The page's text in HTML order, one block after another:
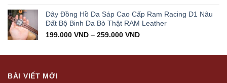
Dây Đồng Hồ Da Sáp Cao Cấp Ram Racing D1 Nâu
Đất Bộ Binh Da Bò Thật RAM Leather
199.000 VND – 259.000 VND
BÀI VIẾT MỚI